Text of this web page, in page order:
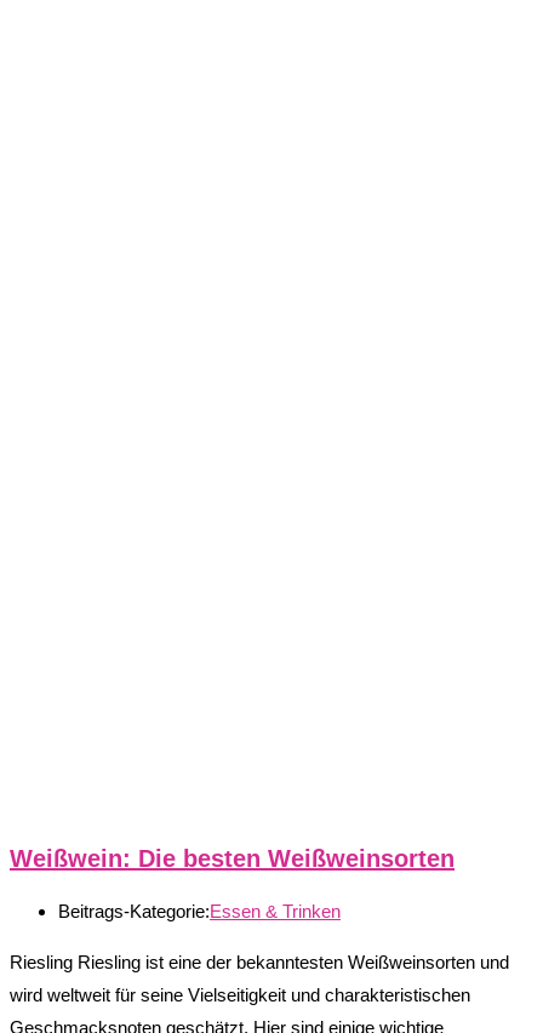
Weißwein: Die besten Weißweinsorten
Beitrags-Kategorie:Essen & Trinken
Riesling Riesling ist eine der bekanntesten Weißweinsorten und
wird weltweit für seine Vielseitigkeit und charakteristischen
Geschmacksnoten geschätzt. Hier sind einige wichtige